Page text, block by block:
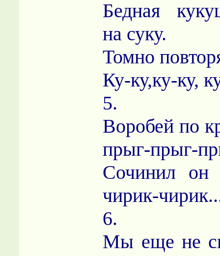
Бедная
на суку.
Томно
Ку-ку,ку-ку,
5.
Воробей по
прыг-прыг-
Сочинил
чирик-
6.
Мы еще не